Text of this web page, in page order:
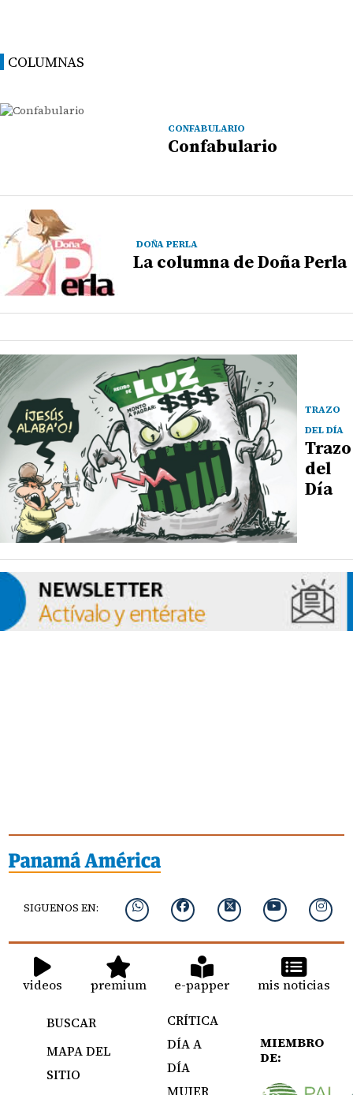
COLUMNAS
CONFABULARIO
Confabulario
DOÑA PERLA
La columna de Doña Perla
TRAZO
DEL DÍA
Trazo
del
Día
SIGUENOS EN:
videos premium e-papper mis noticias
BUSCAR
MAPA DEL
SITIO
CRÍTICA
DÍA A
DÍA
MUJER
MIEMBRO
DE: